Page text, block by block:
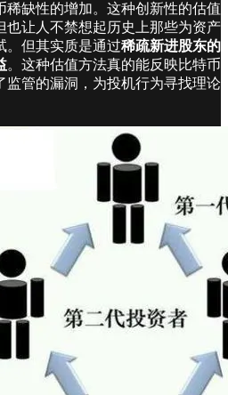
稀缺性的增加。这种创新性的估值
也让人不禁想起历史上那些为资产
。但其实质是通过稀疏新进股东的
。这种估值方法真的能反映比特币
监管的漏洞，为投机行为寻找理论